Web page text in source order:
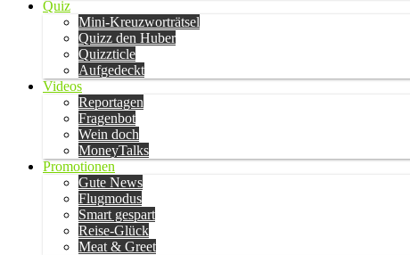
Quiz
Mini-Kreuzworträtsel
Quizz den Huber
Quizzticle
Aufgedeckt
Videos
Reportagen
Fragenbot
Wein doch
MoneyTalks
Promotionen
Gute News
Flugmodus
Smart gespart
Reise-Glück
Meat & Greet